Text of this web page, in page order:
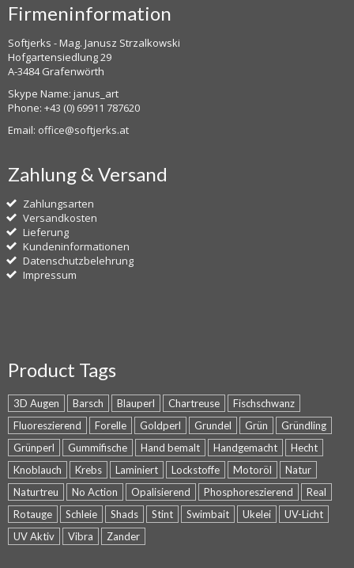
Firmeninformation
Softjerks - Mag. Janusz Strzalkowski
Hofgartensiedlung 29
A-3484 Grafenwörth
Skype Name: janus_art
Phone: +43 (0) 69911 787620
Email: office@softjerks.at
Zahlung & Versand
Zahlungsarten
Versandkosten
Lieferung
Kundeninformationen
Datenschutzbelehrung
Impressum
Product Tags
3D Augen Barsch Blauperl Chartreuse
Fischschwanz
Fluoreszierend
Forelle Goldperl Grundel Grün
Gründling
Grünperl
Gummifische Hand bemalt Handgemacht
Hecht
Knoblauch
Krebs Laminiert Lockstoffe Motoröl
Natur
Naturtreu
No Action Opalisierend Phosphoreszierend
Real
Rotauge
Schleie Shads Stint Swimbait Ukelei
UV-Licht
UV Aktiv
Vibra Zander